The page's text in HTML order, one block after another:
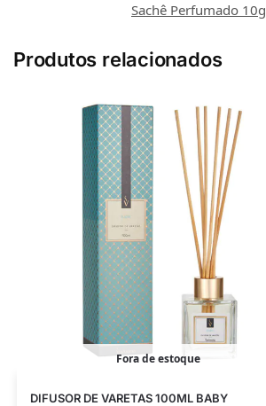
Sachê Perfumado 10g
Produtos relacionados
Fora de estoque
DIFUSOR DE VARETAS 100ML BABY